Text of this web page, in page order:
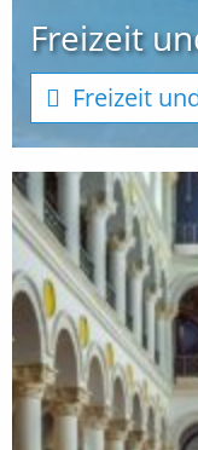
Freizeit
Freizeit